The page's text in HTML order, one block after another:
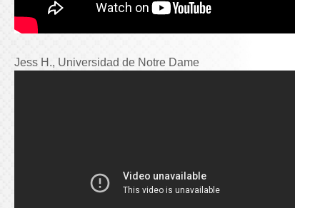
Jess H., Universidad de Notre Dame